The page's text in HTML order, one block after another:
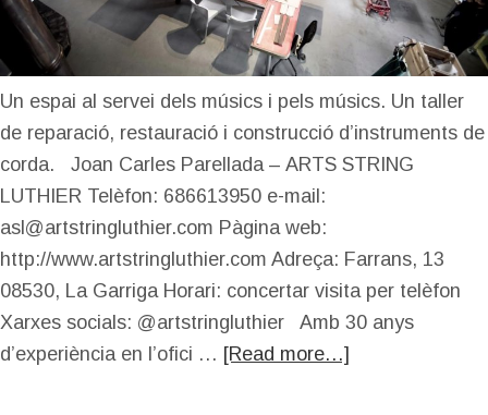
Un espai al servei dels músics i pels músics. Un taller
de reparació, restauració i construcció d’instruments de
corda. Joan Carles Parellada – ARTS STRING
LUTHIER Telèfon: 686613950 e-mail:
asl@artstringluthier.com Pàgina web:
http://www.artstringluthier.com Adreça: Farrans, 13
08530, La Garriga Horari: concertar visita per telèfon
Xarxes socials: @artstringluthier Amb 30 anys
d’experiència en l’ofici … [Read more…]